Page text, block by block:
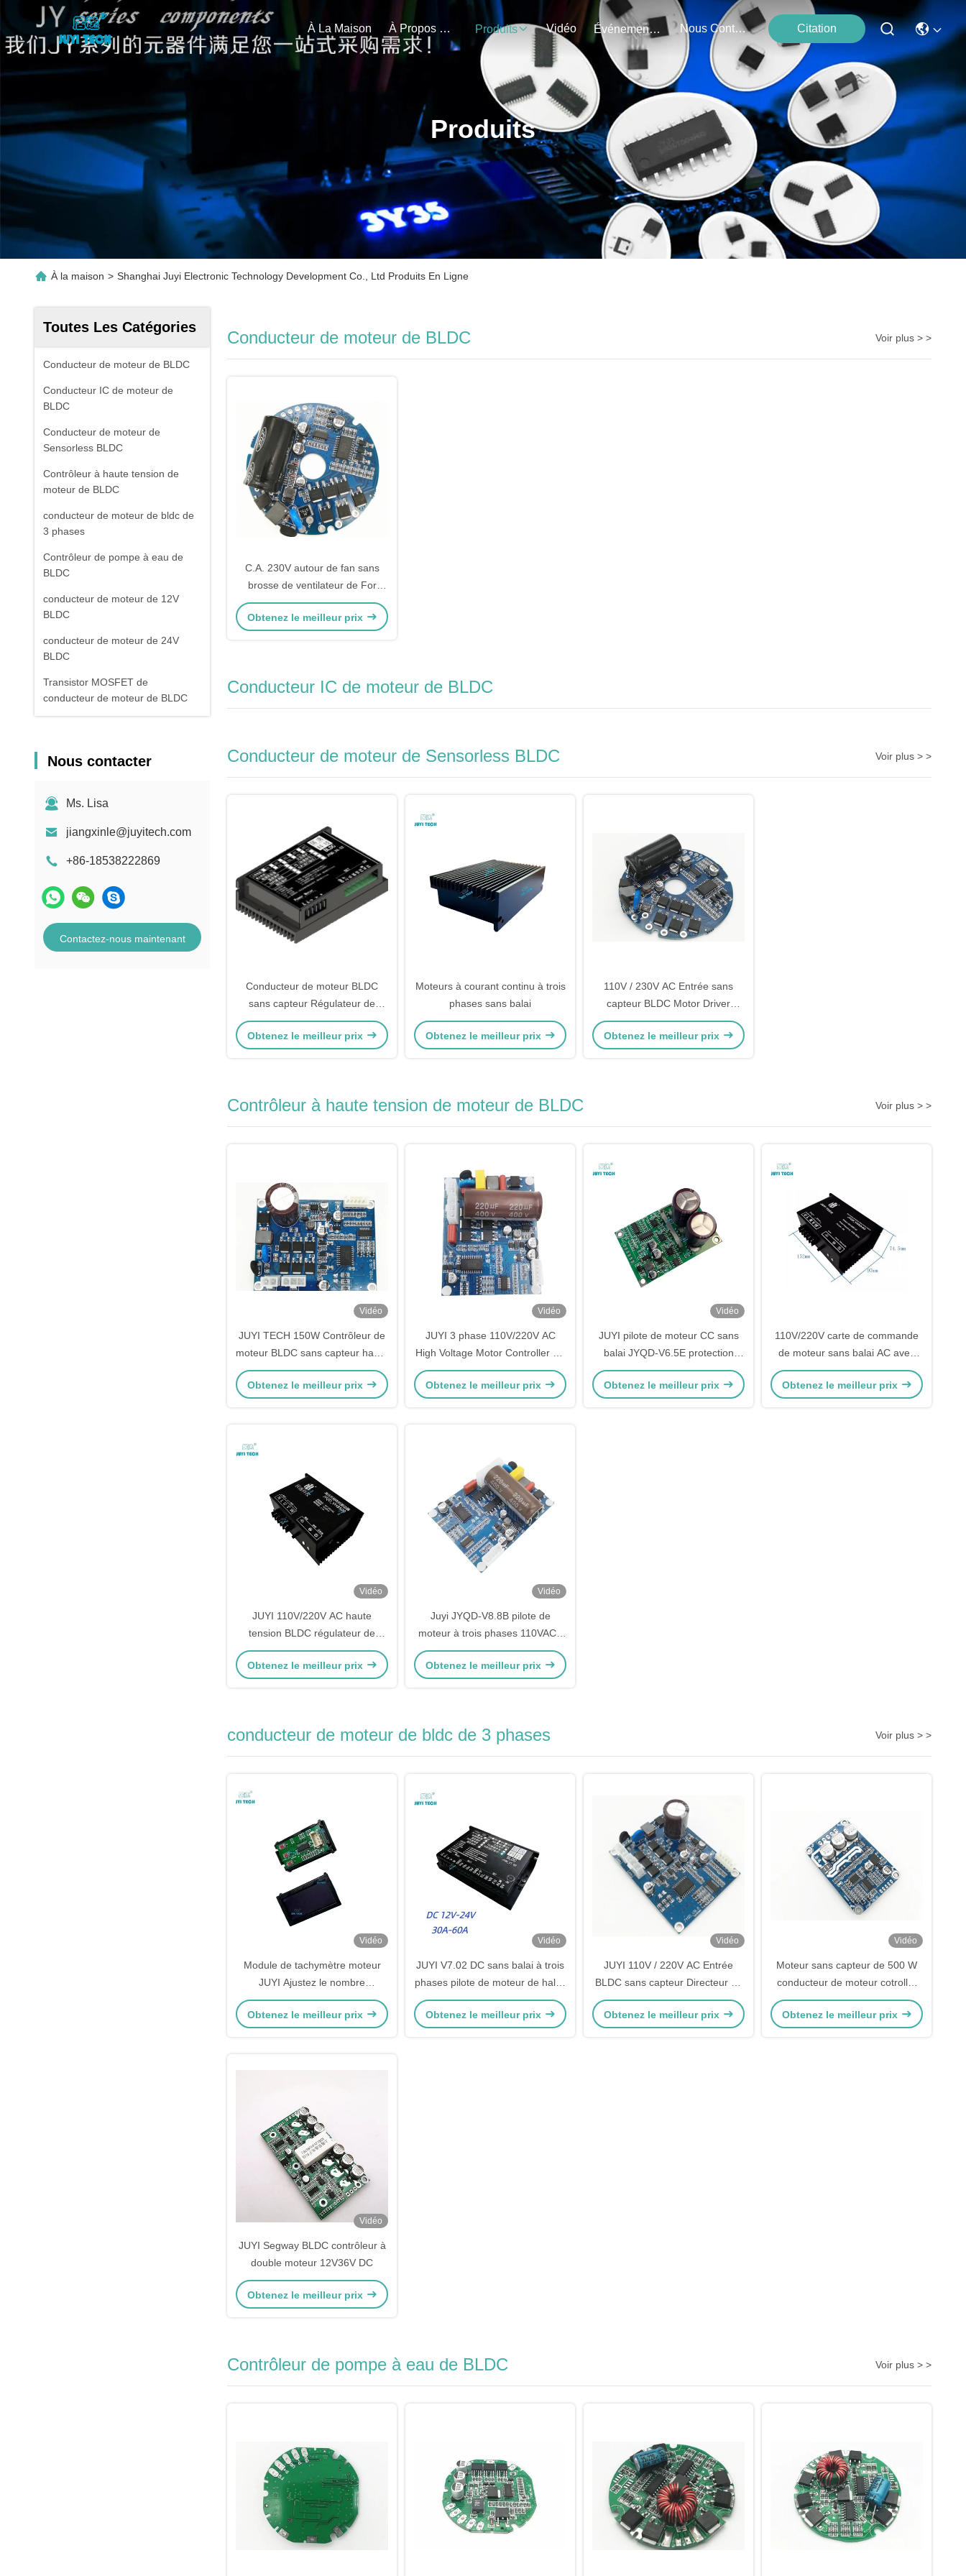
À La Maison À Propos De Nous Produits Vidéo Événements Nous Contacter Citation
Produits
À la maison > Shanghai Juyi Electronic Technology Development Co., Ltd Produits En Ligne
Toutes Les Catégories
Conducteur de moteur de BLDC
Conducteur IC de moteur de
BLDC
Conducteur de moteur de
Sensorless BLDC
Contrôleur à haute tension de
moteur de BLDC
conducteur de moteur de bldc de
3 phases
Contrôleur de pompe à eau de
BLDC
conducteur de moteur de 12V
BLDC
conducteur de moteur de 24V
BLDC
Transistor MOSFET de
conducteur de moteur de BLDC
Nous contacter
Ms. Lisa
jiangxinle@juyitech.com
+86-18538222869
Contactez-nous maintenant
Conducteur de moteur de BLDC Voir plus > >
C.A. 230V autour de fan sans
brosse de ventilateur de For
Axial Flow de conducteur de
moteur de BLDC
Obtenez le meilleur prix
Conducteur IC de moteur de BLDC
Conducteur de moteur de Sensorless BLDC Voir plus > >
Conducteur de moteur BLDC
sans capteur Régulateur de
vitesse du moteur CC Rectangle
Pwm Contrôle de vitesse 1-
Obtenez le meilleur prix
Moteurs à courant continu à trois
phases sans balai
Obtenez le meilleur prix
110V / 230V AC Entrée sans
capteur BLDC Motor Driver
Contrôleur du moteur Pour le
ventilateur de refroidissement
Obtenez le meilleur prix
Contrôleur à haute tension de moteur de BLDC Voir plus > >
Vidéo
JUYI TECH 150W Contrôleur de
moteur BLDC sans capteur haute
tension PWM Fréquence 1-
20KHZ Cycle de fonctionnement
Obtenez le meilleur prix
Vidéo
JUYI 3 phase 110V/220V AC
High Voltage Motor Controller 1A
With JY02A IC for BLDC
Sensorless Motor
Obtenez le meilleur prix
Vidéo
JUYI pilote de moteur CC sans
balai JYQD-V6.5E protection
contre les ondes UV / UV PWM
fréquence 1-20KHZ
Obtenez le meilleur prix
110V/220V carte de commande
de moteur sans balai AC avec
protection UV/L.V pour moteur
sans capteur BLDC
Obtenez le meilleur prix
Vidéo
JUYI 110V/220V AC haute
tension BLDC régulateur de
moteur régulateur de vitesse
pour moteur sans balai à 3
Obtenez le meilleur prix
Vidéo
Juyi JYQD-V8.8B pilote de
moteur à trois phases 110VAC /
220VAC
Obtenez le meilleur prix
conducteur de moteur de bldc de 3 phases Voir plus > >
Vidéo
Module de tachymètre moteur
JUYI Ajustez le nombre
d'impulsions
Obtenez le meilleur prix
Vidéo
JUYI V7.02 DC sans balai à trois
phases pilote de moteur de hall à
basse tension régulateur de
haute puissance 12V 24V 60A
Obtenez le meilleur prix
Vidéo
JUYI 110V / 220V AC Entrée
BLDC sans capteur Directeur de
moteur haute tension
Obtenez le meilleur prix
Vidéo
Moteur sans capteur de 500 W
conducteur de moteur cotroller
pour souffleur d'air et ventilateur
de refroidissement à grande
Obtenez le meilleur prix
Vidéo
JUYI Segway BLDC contrôleur à
double moteur 12V36V DC
Obtenez le meilleur prix
Contrôleur de pompe à eau de BLDC Voir plus > >